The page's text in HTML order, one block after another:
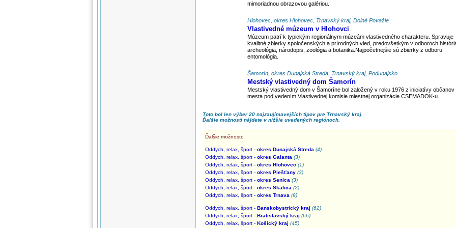
mimoriadnou obrazovou galériou.
Hlohovec, okres Hlohovec, Trnavský kraj, Dolné Považie
Vlastivedné múzeum v Hlohovci
Múzeum patrí k typickým regionálnym múzeám vlastivedného charakteru. Spravuje
kvalitné zbierky spoločenských a prírodných vied, predovšetkým v odboroch
archeológia, národopis, zoológia a botanika.Najpočetnejšie sú zbierky z odboru
entomológia.
Šamorín, okres Dunajská Streda, Trnavský kraj, Podunajsko
Mestský vlastivedný dom Šamorín
Mestský vlastivedný dom v Šamoríne bol založený v roku 1976 z iniciatívy občanov
mesta pod vedením Vlastivednej komisie miestnej organizácie CSEMADOK-u.
Toto bol len výber 20 najzaujímavejších tipov pre Trnavský kraj.
Ďalšie možnosti nájdete v nižšie uvedených regiónoch.
Ďalšie možnosti:
Oddych, relax, šport - okres Dunajská Streda (4)
Oddych, relax, šport - okres Galanta (3)
Oddych, relax, šport - okres Hlohovec (1)
Oddych, relax, šport - okres Piešťany (3)
Oddych, relax, šport - okres Senica (3)
Oddych, relax, šport - okres Skalica (2)
Oddych, relax, šport - okres Trnava (9)
Oddych, relax, šport - Banskobystrický kraj (62)
Oddych, relax, šport - Bratislavský kraj (66)
Oddych, relax, šport - Košický kraj (45)